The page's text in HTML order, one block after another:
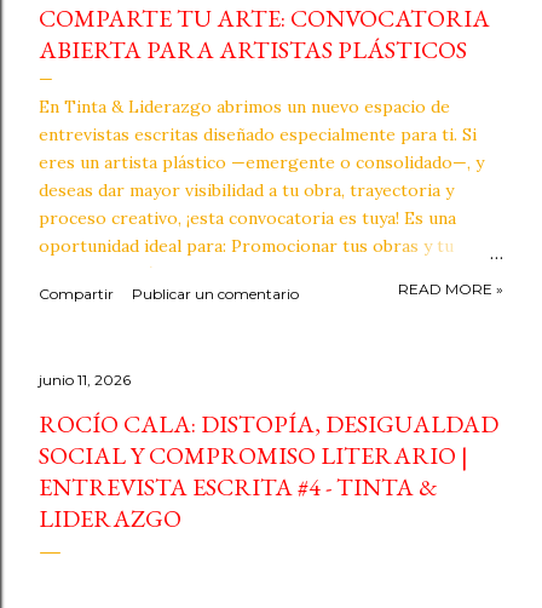
COMPARTE TU ARTE: CONVOCATORIA
ABIERTA PARA ARTISTAS PLÁSTICOS
En Tinta & Liderazgo abrimos un nuevo espacio de
entrevistas escritas diseñado especialmente para ti. Si
eres un artista plástico —emergente o consolidado—, y
deseas dar mayor visibilidad a tu obra, trayectoria y
proceso creativo, ¡esta convocatoria es tuya! Es una
oportunidad ideal para: Promocionar tus obras y tu
recorrido artístico. Compartir tu proceso creativo de
forma escrita. Conectar con los Tintarios y con una
insignia digital como reconocimiento a tu aporte
artístico y cultural. Cada entrevista será publicada en
nuestro blog y difundida en nuestras plataformas
digitales, impulsando la proyección de los creadores y el
diálogo alrededor del arte, la identidad, la memoria y la
creatividad contemporánea. Tu arte también cuenta una
historia. Tu mirada también deja huella. Importante:
Compartir Publicar un comentario READ MORE »
junio 11, 2026
ROCÍO CALA: DISTOPÍA, DESIGUALDAD
SOCIAL Y COMPROMISO LITERARIO |
ENTREVISTA ESCRITA #4 - TINTA &
LIDERAZGO